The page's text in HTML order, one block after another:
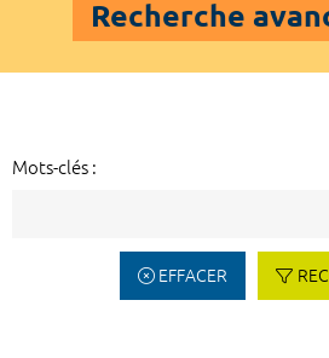
Recherche
Mots-clés :
EFFACER